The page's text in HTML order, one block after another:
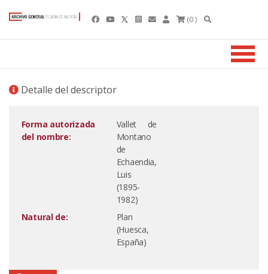
(0 )
Detalle del descriptor
Forma autorizada
del nombre:
Vallet de
Montano
de
Echaendia,
Luis
(1895-
1982)
Natural de:
Plan
(Huesca,
España)